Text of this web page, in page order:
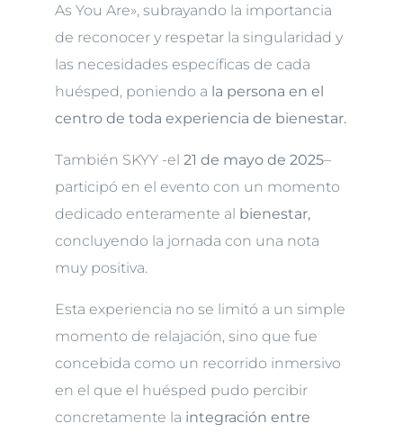
As You Are», subrayando la importancia
de reconocer y respetar la singularidad y
las necesidades específicas de cada
huésped, poniendo a la persona en el
centro de toda experiencia de bienestar.
También SKYY -el 21 de mayo de 2025–
participó en el evento con un momento
dedicado enteramente al bienestar,
concluyendo la jornada con una nota
muy positiva.
Esta experiencia no se limitó a un simple
momento de relajación, sino que fue
concebida como un recorrido inmersivo
en el que el huésped pudo percibir
concretamente la integración entre